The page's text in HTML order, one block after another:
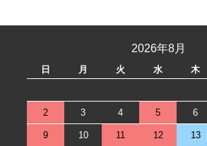
2026年8月
日 月 火 水 木
2 3 4 5 6
9 10 11 12 13